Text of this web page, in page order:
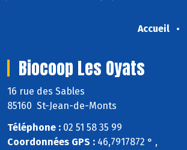
Accueil
Biocoop Les Oyats
16 rue des Sables
85160 St-Jean-de-Monts
Téléphone : 02 51 58 35 99
Coordonnées GPS : 46,7917872 ° ,